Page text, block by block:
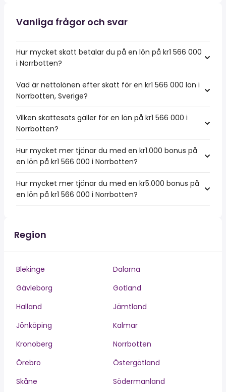
Vanliga frågor och svar
Hur mycket skatt betalar du på en lön på kr1 566 000
i Norrbotten?
Vad är nettolönen efter skatt för en kr1 566 000 lön i
Norrbotten, Sverige?
Vilken skattesats gäller för en lön på kr1 566 000 i
Norrbotten?
Hur mycket mer tjänar du med en kr1.000 bonus på
en lön på kr1 566 000 i Norrbotten?
Hur mycket mer tjänar du med en kr5.000 bonus på
en lön på kr1 566 000 i Norrbotten?
Region
Blekinge
Dalarna
Gävleborg
Gotland
Halland
Jämtland
Jönköping
Kalmar
Kronoberg
Norrbotten
Örebro
Östergötland
Skåne
Södermanland